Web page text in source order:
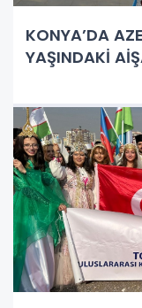
KONYA’DA
YAŞINDAKİ